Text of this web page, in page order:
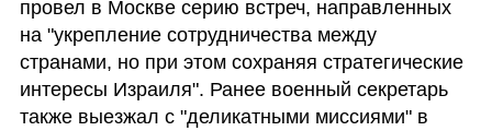
провел в Москве серию встреч, направленных
на "укрепление сотрудничества между
странами, но при этом сохраняя стратегические
интересы Израиля". Ранее военный секретарь
также выезжал с "деликатными миссиями" в